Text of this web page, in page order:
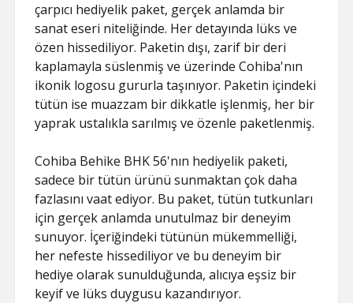
çarpıcı hediyelik paket, gerçek anlamda bir
sanat eseri niteliğinde. Her detayında lüks ve
özen hissediliyor. Paketin dışı, zarif bir deri
kaplamayla süslenmiş ve üzerinde Cohiba'nın
ikonik logosu gururla taşınıyor. Paketin içindeki
tütün ise muazzam bir dikkatle işlenmiş, her bir
yaprak ustalıkla sarılmış ve özenle paketlenmiş.
Cohiba Behike BHK 56'nın hediyelik paketi,
sadece bir tütün ürünü sunmaktan çok daha
fazlasını vaat ediyor. Bu paket, tütün tutkunları
için gerçek anlamda unutulmaz bir deneyim
sunuyor. İçeriğindeki tütünün mükemmelliği,
her nefeste hissediliyor ve bu deneyim bir
hediye olarak sunulduğunda, alıcıya eşsiz bir
keyif ve lüks duygusu kazandırıyor.